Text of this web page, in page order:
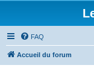
FAQ
Accueil du forum